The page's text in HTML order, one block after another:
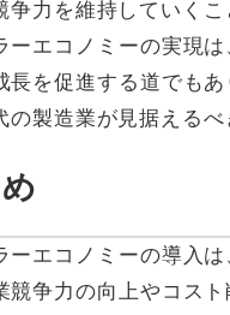
争力を維持していくこ
ーエコノミーの実現
長を促進する道でも
の製造業が見据える
ーエコノミーの導入
競争力の向上やコス